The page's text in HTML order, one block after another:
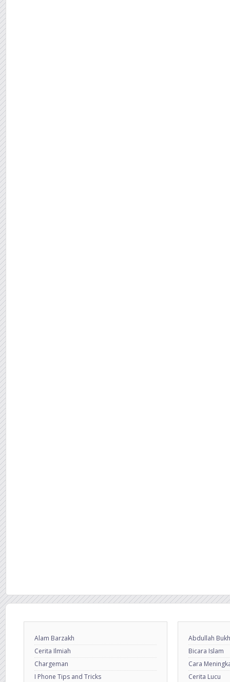
Alam Barzakh
Cerita Ilmiah
Chargeman
I Phone Tips and Tricks
Abdullah
Bicara Islam
Cara
Cerita Lucu